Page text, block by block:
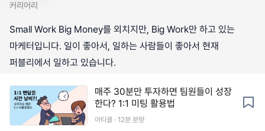
커리어리
Small Work Big Money를 외치지만, Big Work만 하고 있는
마케터입니다. 일이 좋아서, 일하는 사람들이 좋아서 현재
퍼블리에서 일하고 있습니다.
매주 30분만 투자하면 팀원들이 성장
한다? 1:1 미팅 활용법
아티클 · 12분 분량